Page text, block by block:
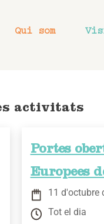
Qui som
activitats
Portes
Europees
11 d'octubre
Tot el dia